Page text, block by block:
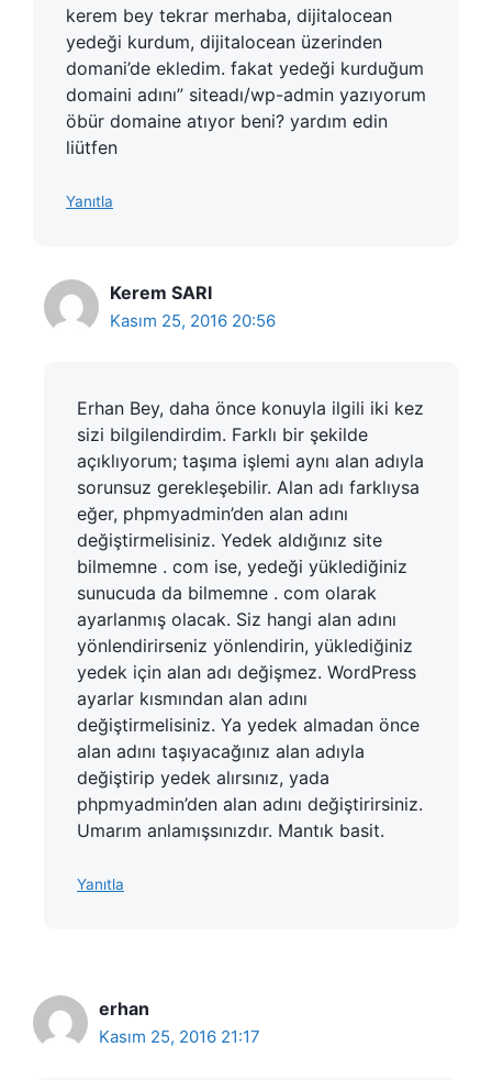
kerem bey tekrar merhaba, dijitalocean
yedeği kurdum, dijitalocean üzerinden
domani’de ekledim. fakat yedeği kurduğum
domaini adını” siteadı/wp-admin yazıyorum
öbür domaine atıyor beni? yardım edin
liütfen
Yanıtla
Kerem SARI
Kasım 25, 2016 20:56
Erhan Bey, daha önce konuyla ilgili iki kez
sizi bilgilendirdim. Farklı bir şekilde
açıklıyorum; taşıma işlemi aynı alan adıyla
sorunsuz gerekleşebilir. Alan adı farklıysa
eğer, phpmyadmin’den alan adını
değiştirmelisiniz. Yedek aldığınız site
bilmemne . com ise, yedeği yüklediğiniz
sunucuda da bilmemne . com olarak
ayarlanmış olacak. Siz hangi alan adını
yönlendirirseniz yönlendirin, yüklediğiniz
yedek için alan adı değişmez. WordPress
ayarlar kısmından alan adını
değiştirmelisiniz. Ya yedek almadan önce
alan adını taşıyacağınız alan adıyla
değiştirip yedek alırsınız, yada
phpmyadmin’den alan adını değiştirirsiniz.
Umarım anlamışsınızdır. Mantık basit.
Yanıtla
erhan
Kasım 25, 2016 21:17